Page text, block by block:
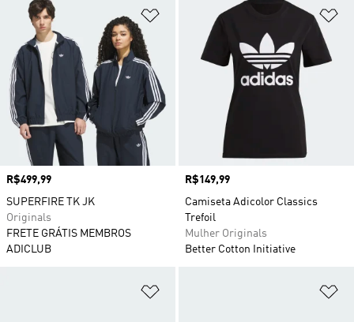
Adicionar à Lista de Desejos
Preço
R$499,99
SUPERFIRE TK JK
Originals
FRETE GRÁTIS MEMBROS
ADICLUB
Preço
R$149,99
Camiseta Adicolor Classics
Trefoil
Mulher Originals
Better Cotton Initiative